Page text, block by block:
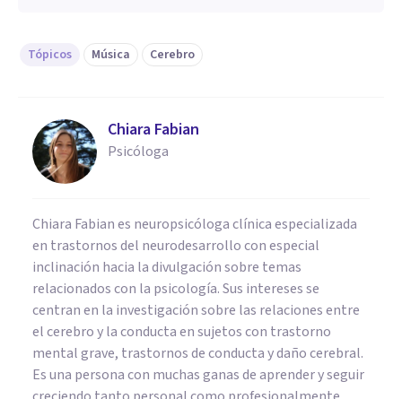
Tópicos Música Cerebro
Chiara Fabian
Psicóloga
Chiara Fabian es neuropsicóloga clínica especializada
en trastornos del neurodesarrollo con especial
inclinación hacia la divulgación sobre temas
relacionados con la psicología. Sus intereses se
centran en la investigación sobre las relaciones entre
el cerebro y la conducta en sujetos con trastorno
mental grave, trastornos de conducta y daño cerebral.
Es una persona con muchas ganas de aprender y seguir